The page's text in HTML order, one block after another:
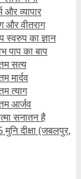
और व्यापार
और वीतराग
स्वरुप का ज्ञान
पाप का बाप
सत्य
मार्दव
त्याग
आर्जव
सनातन है
दीक्षा (जबलपुर,